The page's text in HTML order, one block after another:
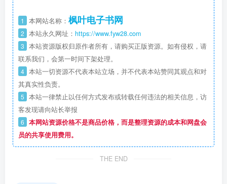
1 本网站名称： 枫叶电子书网
2 本站永久网址： https://www.fyw28.com
3 本站资源版权归原作者所有，请购买正版资源。如有侵权，请
联系我们，会第一时间下架处理。
4 本站一切资源不代表本站立场，并不代表本站赞同其观点和对
其真实性负责。
5 本站一律禁止以任何方式发布或转载任何违法的相关信息，访
客发现请向站长举报
6 本网站资源价格不是商品价格，而是整理资源的成本和网盘会
员的共享使用费用。
THE END